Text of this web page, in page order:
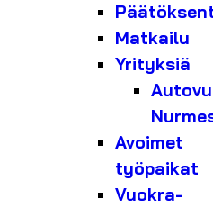
Matkailu
Yrityksiä
Avoimet
työpaikat
Vuokra-